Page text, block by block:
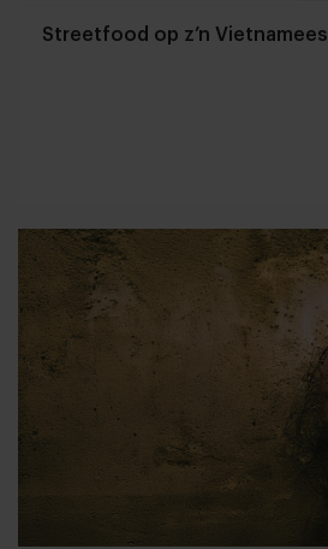
Streetfood op z’n Vietnamees